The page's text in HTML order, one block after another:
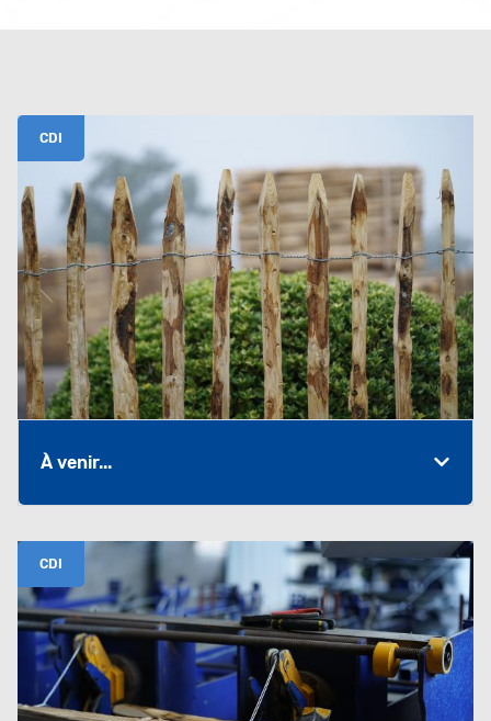
CDI
À venir...
CDI